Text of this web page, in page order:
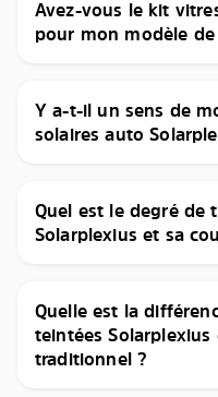
Avez-vous le kit
pour mon modèle
Y a-t-il un sens de
solaires auto
Quel est le degré de
Solarplexius et sa
Quelle est la
teintées
traditionnel ?